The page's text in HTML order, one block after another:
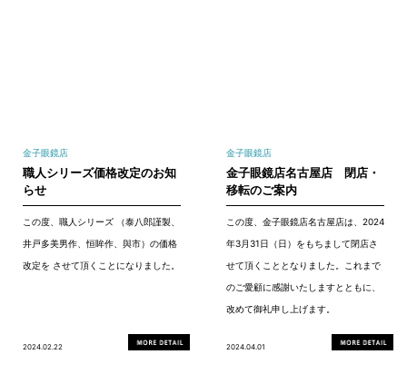
金子眼鏡店
職人シリーズ価格改定のお知
らせ
この度、職人シリーズ （泰八郎謹製、
井戸多美男作、恒眸作、與市）の価格
改定を させて頂くことになりました。
2024.02.22
金子眼鏡店
金子眼鏡店名古屋店 閉店・
移転のご案内
この度、金子眼鏡店名古屋店は、2024
年3月31日（日）をもちまして閉店さ
せて頂くこととなりました。これまで
のご愛顧に感謝いたしますとともに、
改めて御礼申し上げます。
2024.04.01